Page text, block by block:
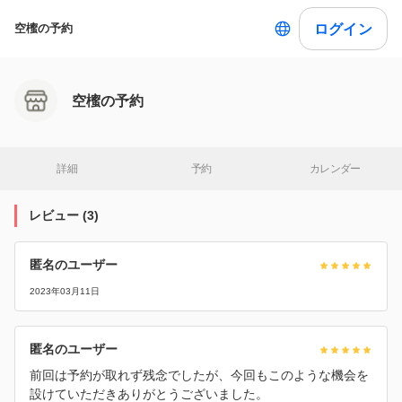
空櫁の予約 ログイン
空櫁の予約
詳細 予約 カレンダー
レビュー (3)
匿名のユーザー
2023年03月11日
匿名のユーザー
前回は予約が取れず残念でしたが、今回もこのような機会を
設けていただきありがとうございました。